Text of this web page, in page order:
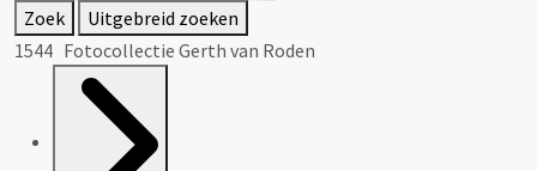
Zoek
Uitgebreid zoeken
1544 Fotocollectie Gerth van Roden